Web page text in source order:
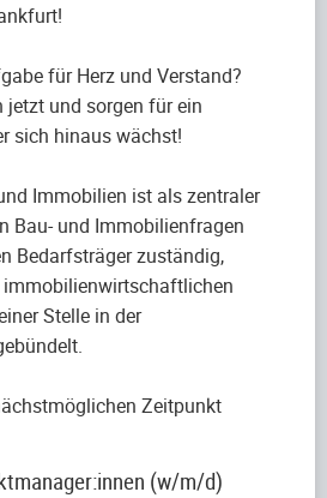
für Herz und Verstand?
jetzt und sorgen für ein
sich hinaus wächst!
Immobilien ist als zentraler
Bau- und Immobilienfragen
Bedarfsträger zuständig,
Stelle in der
Zeitpunkt
(w/m/d)